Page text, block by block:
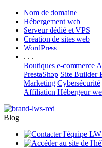
Nom de domaine
Hébergement web
Serveur dédié et VPS
Création de sites web
WordPress
. . .
Boutiques e-commerce
PrestaShop Site Builder
Marketing Cybersécurité
Affiliation Hébergeur
Blog